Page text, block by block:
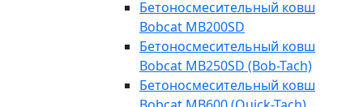
Бетоносмесительный ковш
Bobcat MB200SD
Бетоносмесительный ковш
Bobcat MB250SD (Bob-Tach)
Бетоносмесительный ковш